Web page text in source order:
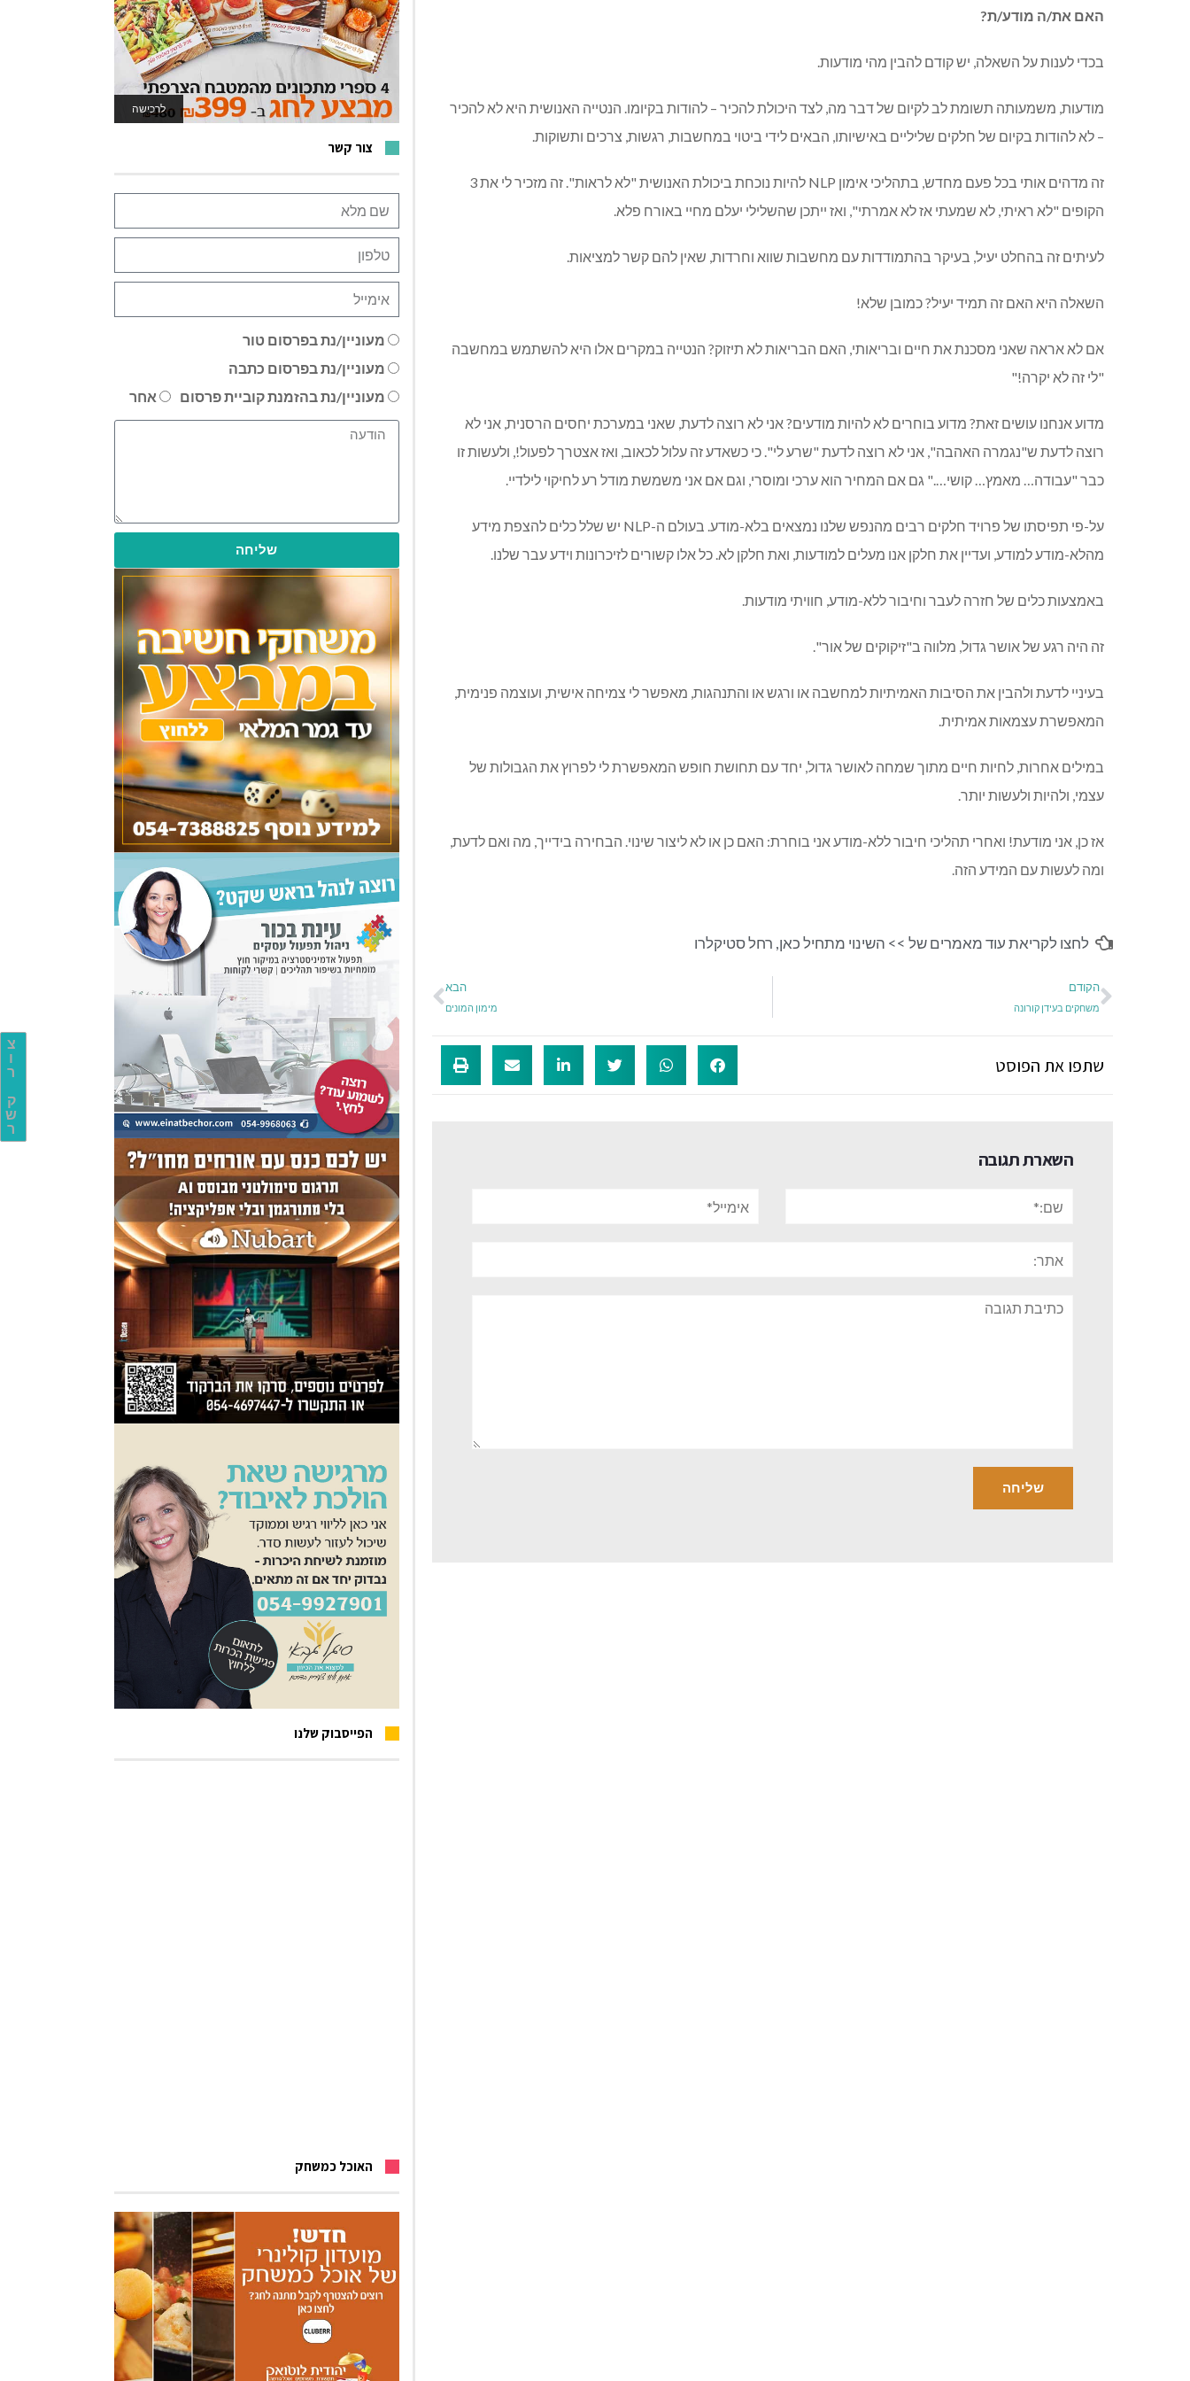
צ
ו
ר
ק
ש
ר
האם את/ה מודע/ת?
בכדי לענות על השאלה, יש קודם להבין מהי מודעות.
מודעות, משמעותה תשומת לב לקיום של דבר מה, לצד היכולת להכיר – להודות בקיומו. הנטייה האנושית היא לא להכיר
– לא להודות בקיום של חלקים שליליים באישיותו, הבאים לידי ביטוי במחשבות, רגשות, צרכים ותשוקות.
זה מדהים אותי בכל פעם מחדש, בתהליכי אימון NLP להיות נוכחת ביכולת האנושית "לא לראות". זה מזכיר לי את 3
הקופים "לא ראיתי, לא שמעתי אז לא אמרתי", ואז ייתכן שהשלילי יעלם מחיי באורח פלא.
לעיתים זה בהחלט יעיל, בעיקר בהתמודדות עם מחשבות שווא וחרדות, שאין להם קשר למציאות.
השאלה היא האם זה תמיד יעיל? כמובן שלא!
אם לא אראה שאני מסכנת את חיים ובריאותי, האם הבריאות לא תיזוק? הנטייה במקרים אלו היא להשתמש במחשבה
"לי זה לא יקרה!"
מדוע אנחנו עושים זאת? מדוע בוחרים לא להיות מודעים? אני לא רוצה לדעת, שאני במערכת יחסים הרסנית, אני לא
רוצה לדעת ש"נגמרה האהבה", אני לא רוצה לדעת "שרע לי". כי כשאדע זה עלול לכאוב, ואז אצטרך לפעול!, ולעשות זו
כבר "עבודה… מאמץ… קושי…." גם אם המחיר הוא ערכי ומוסרי, וגם אם אני משמשת מודל רע לחיקוי לילדיי.
על-פי תפיסתו של פרויד חלקים רבים מהנפש שלנו נמצאים בלא-מודע. בעולם ה-NLP יש שלל כלים להצפת מידע
מהלא-מודע למודע, ועדיין את חלקן אנו מעלים למודעות, ואת חלקן לא. כל אלו קשורים לזיכרונות וידע עבר שלנו.
באמצעות כלים של חזרה לעבר וחיבור ללא-מודע, חוויתי מודעות.
זה היה רגע של אושר גדול, מלווה ב"זיקוקים של אור".
בעיניי לדעת ולהבין את הסיבות האמיתיות למחשבה או ורגש או והתנהגות, מאפשר לי צמיחה אישית, ועוצמה פנימית,
המאפשרת עצמאות אמיתית.
במילים אחרות, לחיות חיים מתוך שמחה לאושר גדול, יחד עם תחושת חופש המאפשרת לי לפרוץ את הגבולות של
עצמי, ולהיות ולעשות יותר.
אז כן, אני מודעת! ואחרי תהליכי חיבור ללא-מודע אני בוחרת: האם כן או לא ליצור שינוי. הבחירה בידייך, מה ואם לדעת,
ומה לעשות עם המידע הזה.
לחצו לקריאת עוד מאמרים של >> השינוי מתחיל כאן, רחל סטיקלרו
הקודם
משחקים בעידן קורונה
הבא
מימון המונים
שתפו את הפוסט
השארת תגובה
תגובה
לרכישה
לאתר המשחקים
צור קשר
מעוניין/נת בפרסום טור
מעוניין/נת בפרסום כתבה
מעוניין/נת בהזמנת קוביית פרסום
אחר
שליחה
הפייסבוק שלנו
האוכל כמשחק